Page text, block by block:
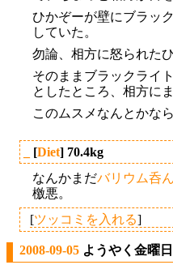
ひかぞーが壁にブラッ
していた。
勿論、相方に怒られたひ
そのままブラックライ
としたところ、相方に
このムスメなんとかな
[Diet] 70.4kg
なんかまだバリウム呑
檄悪。
[ツッコミを入れる]
2008-09-05 ようやく金曜日